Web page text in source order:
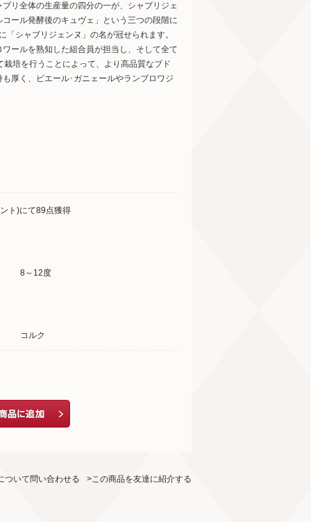
リ全体の生産量の四分の一が、シャブリジェ
ール発酵後のキュヴェ」という三つの段階に
シャブリジェンヌ」の名が冠せられます。
ールを熟知した組合員が担当し、そして全て
培を行うことによって、より高品質なブド
厚く、ピエール･ガニェールやランブロワジ
ト)にて89点獲得
8～12度
コルク
ついて問い合わせる >この商品を友達に紹介する